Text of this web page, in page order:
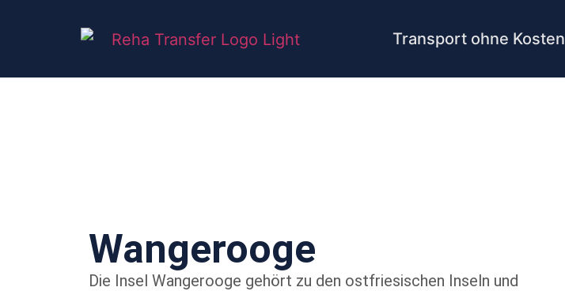
Transport ohne Kosten
Wangerooge
Die Insel Wangerooge gehört zu den ostfriesischen Inseln und